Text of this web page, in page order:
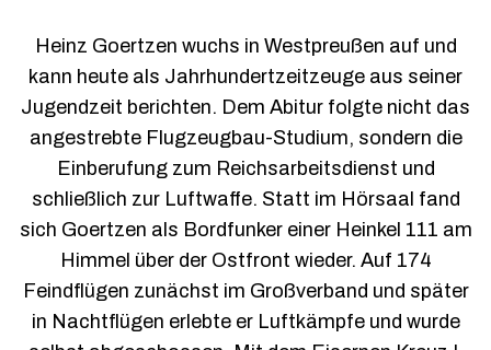
Heinz Goertzen wuchs in Westpreußen auf und
kann heute als Jahrhundertzeitzeuge aus seiner
Jugendzeit berichten. Dem Abitur folgte nicht das
angestrebte Flugzeugbau-Studium, sondern die
Einberufung zum Reichsarbeitsdienst und
schließlich zur Luftwaffe. Statt im Hörsaal fand
sich Goertzen als Bordfunker einer Heinkel 111 am
Himmel über der Ostfront wieder. Auf 174
Feindflügen zunächst im Großverband und später
in Nachtflügen erlebte er Luftkämpfe und wurde